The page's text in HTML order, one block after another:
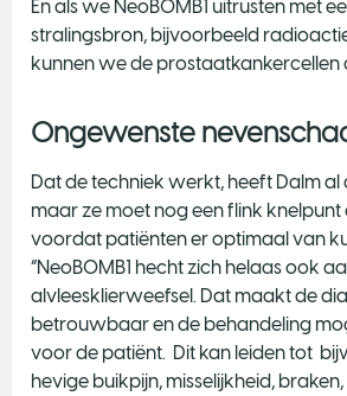
En als we NeoBOMB1 uitrusten met
stralingsbron, bijvoorbeeld
kunnen we de prostaatkankercellen
Ongewenste
Dat de techniek werkt, heeft Dalm
maar ze moet nog een flink
voordat patiënten er optimaal van
“NeoBOMB1 hecht zich helaas ook
alvleesklierweefsel. Dat maakt de
betrouwbaar en de behandeling
voor de patiënt. Dit kan leiden tot
hevige buikpijn, misselijkheid,